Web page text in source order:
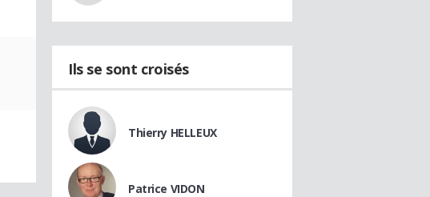
Ils se sont croisés
Thierry HELLEUX
Patrice VIDON